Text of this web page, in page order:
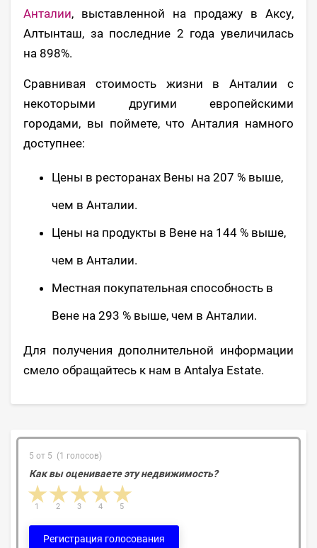
Анталии, выставленной на продажу в Аксу,
Алтынташ, за последние 2 года увеличилась
на 898%.
Сравнивая стоимость жизни в Анталии с
некоторыми другими европейскими
городами, вы поймете, что Анталия намного
доступнее:
Цены в ресторанах Вены на 207 % выше,
чем в Анталии.
Цены на продукты в Вене на 144 % выше,
чем в Анталии.
Местная покупательная способность в
Вене на 293 % выше, чем в Анталии.
Для получения дополнительной информации
смело обращайтесь к нам в Antalya Estate.
5 от 5 (1 голосов)
Как вы оцениваете эту недвижимость?
4 stars
3 stars
2 stars
1 star 5
4
3
2
1
Регистрация голосования